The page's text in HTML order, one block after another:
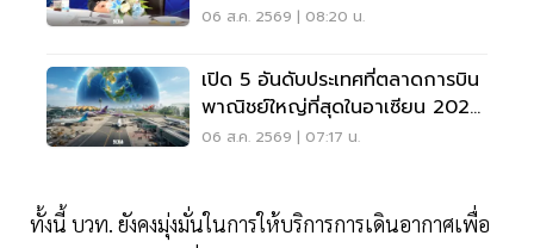
อากาศ การบินยุคใหม่
06 ส.ค. 2569 | 08:20 น.
เปิด 5 อันดับประเทศที่ตลาดการบิน
พาณิชย์ใหญ่ที่สุดในอาเซียน 2026
เวียดนามแซงไทยแล้ว
06 ส.ค. 2569 | 07:17 น.
ทั้งนี้ บวท. ยังคงมุ่งมั่นในการให้บริการการเดินอากาศเพื่อ